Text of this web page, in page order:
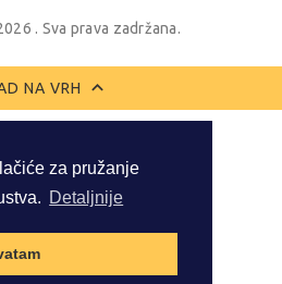
za pružanje
Detaljnije
. Sva prava zadržana.
NA VRH